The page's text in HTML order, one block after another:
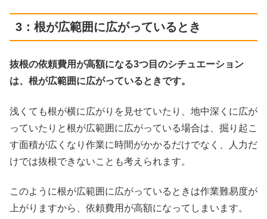
3：根が広範囲に広がっているとき
抜根の依頼費用が高額になる3つ目のシチュエーション
は、根が広範囲に広がっているときです。
浅くても根が横に広がりを見せていたり、地中深くに広が
っていたりと根が広範囲に広がっている場合は、掘り起こ
す面積が広くなり作業に時間がかかるだけでなく、人力だ
けでは抜根できないことも考えられます。
このように根が広範囲に広がっているときは作業難易度が
上がりますから、依頼費用が高額になってしまいます。